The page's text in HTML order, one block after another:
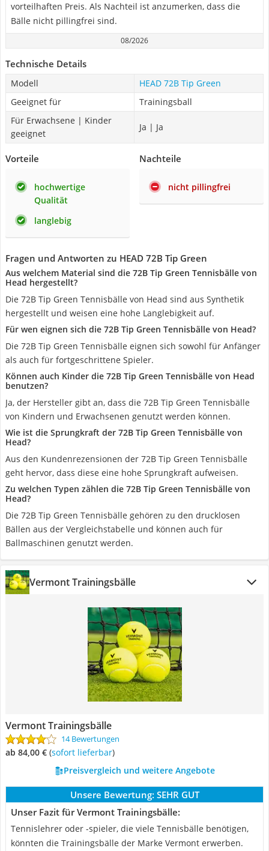
vorteilhaften Preis. Als Nachteil ist anzumerken, dass die
Bälle nicht pillingfrei sind.
08/2026
Technische Details
Modell
HEAD 72B Tip Green
Geeignet für
Trainingsball
Für Erwachsene | Kinder
geeignet
Ja | Ja
Vorteile
hochwertige
Qualität
langlebig
Nachteile
nicht pillingfrei
Fragen und Antworten zu HEAD 72B Tip Green
Aus welchem Material sind die 72B Tip Green Tennisbälle von
Head hergestellt?
Die 72B Tip Green Tennisbälle von Head sind aus Synthetik
hergestellt und weisen eine hohe Langlebigkeit auf.
Für wen eignen sich die 72B Tip Green Tennisbälle von Head?
Die 72B Tip Green Tennisbälle eignen sich sowohl für Anfänger
als auch für fortgeschrittene Spieler.
Können auch Kinder die 72B Tip Green Tennisbälle von Head
benutzen?
Ja, der Hersteller gibt an, dass die 72B Tip Green Tennisbälle
von Kindern und Erwachsenen genutzt werden können.
Wie ist die Sprungkraft der 72B Tip Green Tennisbälle von
Head?
Aus den Kundenrezensionen der 72B Tip Green Tennisbälle
geht hervor, dass diese eine hohe Sprungkraft aufweisen.
Zu welchen Typen zählen die 72B Tip Green Tennisbälle von
Head?
Die 72B Tip Green Tennisbälle gehören zu den drucklosen
Bällen aus der Vergleichstabelle und können auch für
Ballmaschinen genutzt werden.
Vermont Trainingsbälle
Vermont Trainingsbälle
14 Bewertungen
ab 84,00 € ( Sofort lieferbar)
Preisvergleich und weitere Angebote
Unsere Bewertung: SEHR GUT
Unser Fazit für Vermont Trainingsbälle:
Tennislehrer oder -spieler, die viele Tennisbälle benötigen,
könnten die Trainingsbälle der Marke Vermont erwerben.